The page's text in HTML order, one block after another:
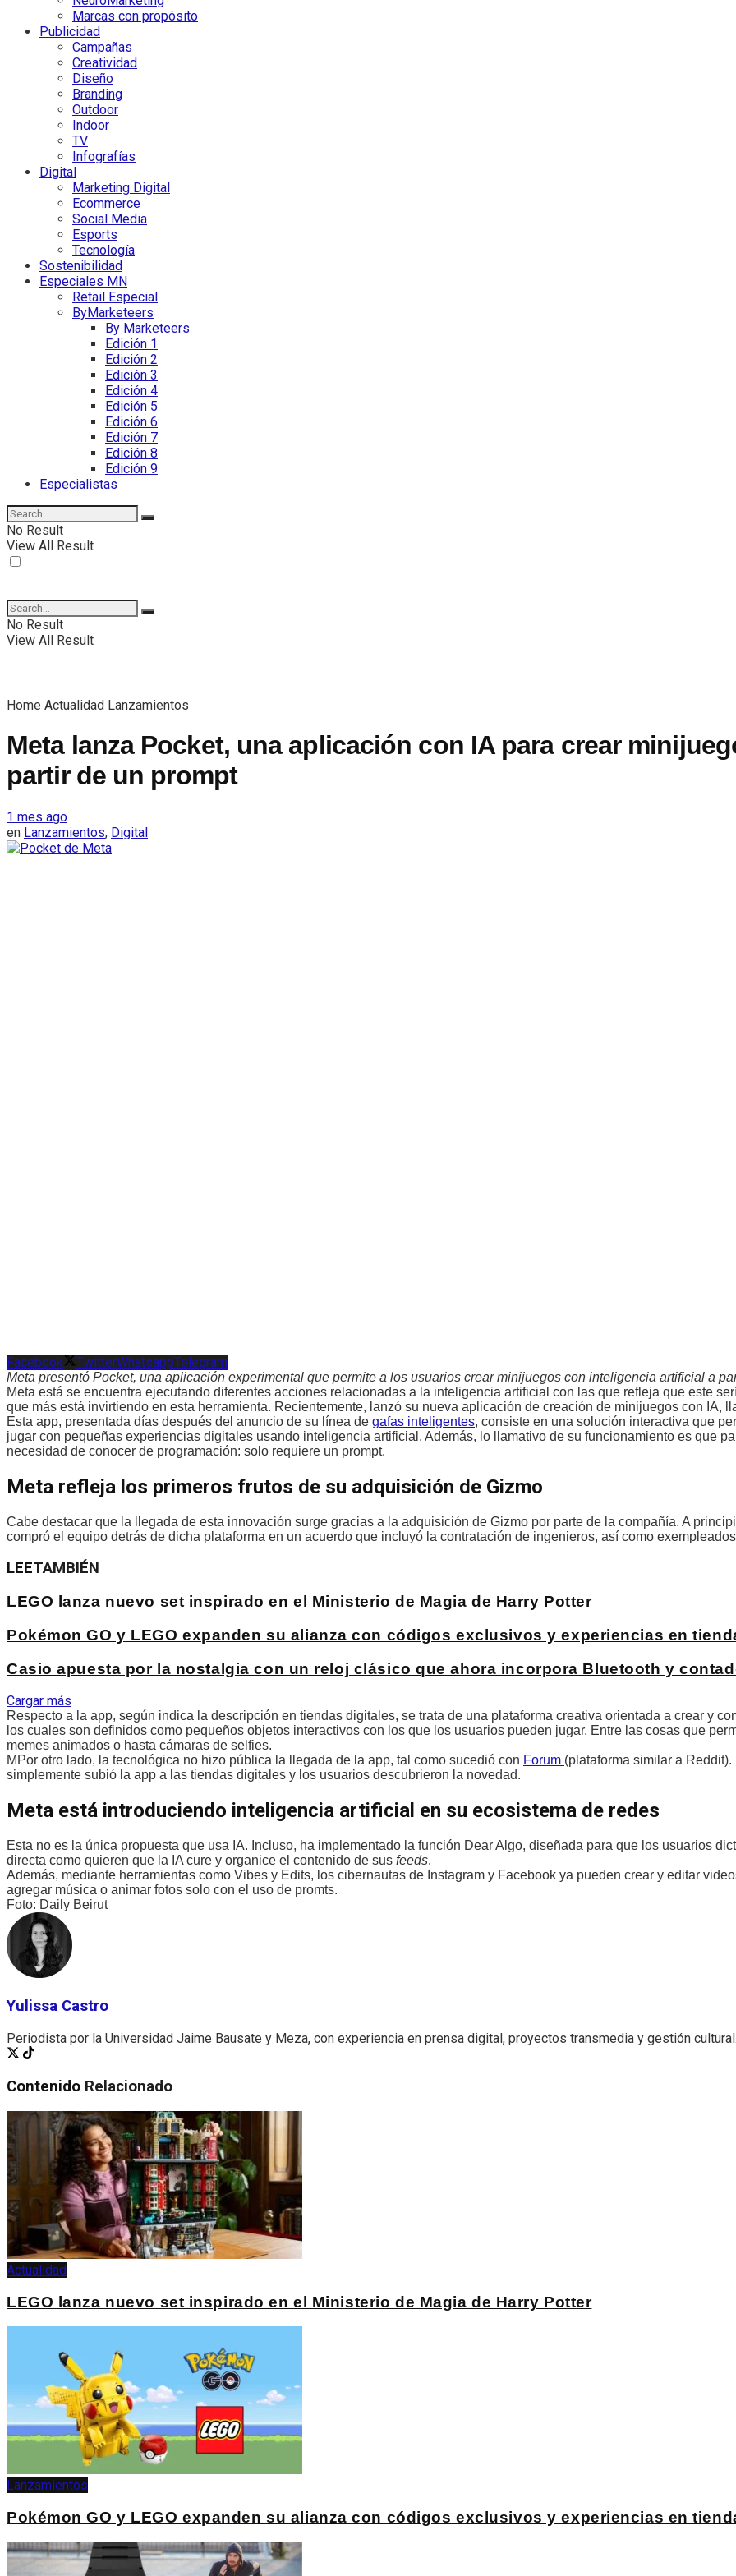
Marcas con propósito
Publicidad
Campañas
Creatividad
Diseño
Branding
Outdoor
Indoor
TV
Infografías
Digital
Marketing Digital
Ecommerce
Social Media
Esports
Tecnología
Sostenibilidad
Especiales MN
Retail Especial
ByMarketeers
By Marketeers
Edición 1
Edición 2
Edición 3
Edición 4
Edición 5
Edición 6
Edición 7
Edición 8
Edición 9
Especialistas
No Result
View All Result
No Result
View All Result
Home Actualidad Lanzamientos
Meta lanza Pocket, una aplicación con IA para crear
partir de un prompt
1 mes ago
en Lanzamientos, Digital
Facebook TwitterWhatsappTelegram
Meta presentó Pocket, una aplicación experimental que permite a los usuarios crear minijuegos con inteligencia artificial a
Meta está se encuentra ejecutando diferentes acciones relacionadas a la inteligencia artificial con las que refleja que este
que más está invirtiendo en esta herramienta. Recientemente, lanzó su nueva aplicación de creación de minijuegos con IA,
Esta app, presentada días después del anuncio de su línea de gafas inteligentes, consiste en una solución interactiva que
jugar con pequeñas experiencias digitales usando inteligencia artificial. Además, lo llamativo de su funcionamiento es que
necesidad de conocer de programación: solo requiere un prompt.
Meta refleja los primeros frutos de su adquisición de Gizmo
Cabe destacar que la llegada de esta innovación surge gracias a la adquisición de Gizmo por parte de la compañía. A
compró el equipo detrás de dicha plataforma en un acuerdo que incluyó la contratación de ingenieros, así como
LEETAMBIÉN
LEGO lanza nuevo set inspirado en el Ministerio de Magia de Harry Potter
Pokémon GO y LEGO expanden su alianza con códigos exclusivos y experiencias en
Casio apuesta por la nostalgia con un reloj clásico que ahora incorpora Bluetooth y
Cargar más
Respecto a la app, según indica la descripción en tiendas digitales, se trata de una plataforma creativa orientada a crear y
los cuales son definidos como pequeños objetos interactivos con los que los usuarios pueden jugar. Entre las cosas que
memes animados o hasta cámaras de selfies.
MPor otro lado, la tecnológica no hizo pública la llegada de la app, tal como sucedió con Forum (plataforma similar a Reddit).
simplemente subió la app a las tiendas digitales y los usuarios descubrieron la novedad.
Meta está introduciendo inteligencia artificial en su ecosistema de redes
Esta no es la única propuesta que usa IA. Incluso, ha implementado la función Dear Algo, diseñada para que los usuarios
directa como quieren que la IA cure y organice el contenido de sus feeds.
Además, mediante herramientas como Vibes y Edits, los cibernautas de Instagram y Facebook ya pueden crear y editar
agregar música o animar fotos solo con el uso de promts.
Foto: Daily Beirut
Yulissa Castro
Periodista por la Universidad Jaime Bausate y Meza, con experiencia en prensa digital, proyectos transmedia y gestión
Contenido Relacionado
Actualidad
LEGO lanza nuevo set inspirado en el Ministerio de Magia de Harry Potter
Lanzamientos
Pokémon GO y LEGO expanden su alianza con códigos exclusivos y experiencias en